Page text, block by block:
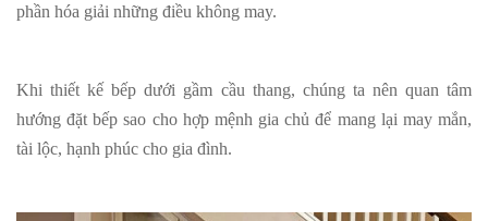
phần hóa giải những điều không may.
Khi thiết kế bếp dưới gầm cầu thang, chúng ta nên quan tâm
hướng đặt bếp sao cho hợp mệnh gia chủ để mang lại may mắn,
tài lộc, hạnh phúc cho gia đình.